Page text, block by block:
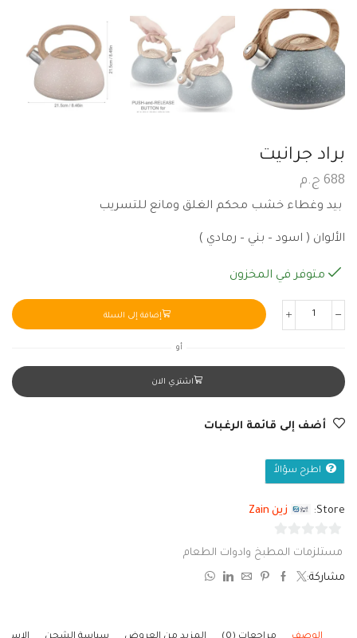
براد جرانيت
688 ج.م
بيد وغطاء خشب محكم الغلق ومانع للتسريب
الألوان ( اسود – بني – رمادي )
متوفر في المخزون
إضافة إلى السلة
أو
اشتري الان
أضف إلى قائمة الرغبات
اطرح سؤالاً
Store: زين Zain
0
مستلزمات المطبخ وادوات الطعام
مشاركة: